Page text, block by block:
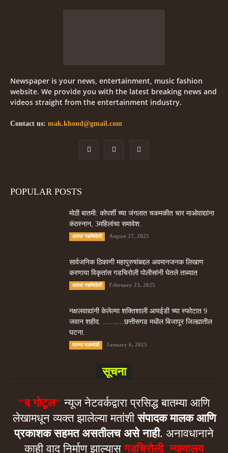
Newspaper is your news, entertainment, music fashion
website. We provide you with the latest breaking news and
videos straight from the entertainment industry.
Contact us: mak.khond@gmail.com
POPULAR POSTS
मोठी बातमी: कोपर्शी च्या जंगलात चकमकीत चार माओवाद्यांना
कंठस्नान, 3महिलांचा समावेश.
आपलं गडचिरोली August 27, 2025
सार्वजनिक ठिकाणी महापुरुषांबद्दल अवमानजनक लिखाण
करणा­या विकृतांस गडचिरोली पोलीसांनी घेतले ताब्यात
आपलं गडचिरोली February 23, 2025
नक्षलवाद्यांनी केलेल्या शक्तिशाली आयईडी च्या स्फोटात 9
जवान शहीद. ………छत्तीसगड मधील बिजापूर जिल्ह्यातील
घटना.
ताज्या घडामोडी January 6, 2025
सूचना
"द गोटूल" न्यूज नेटवर्कद्वारा प्रसिद्ध बातम्या आणि
लेखामधून व्यक्त झालेल्या मतांशीसंपादक मालक आणि
प्रकाशक सहमत असतीलच असे नाही. अनावधानाने
काही वाद निर्माण झाल्यास गडचिरोली न्यायालय